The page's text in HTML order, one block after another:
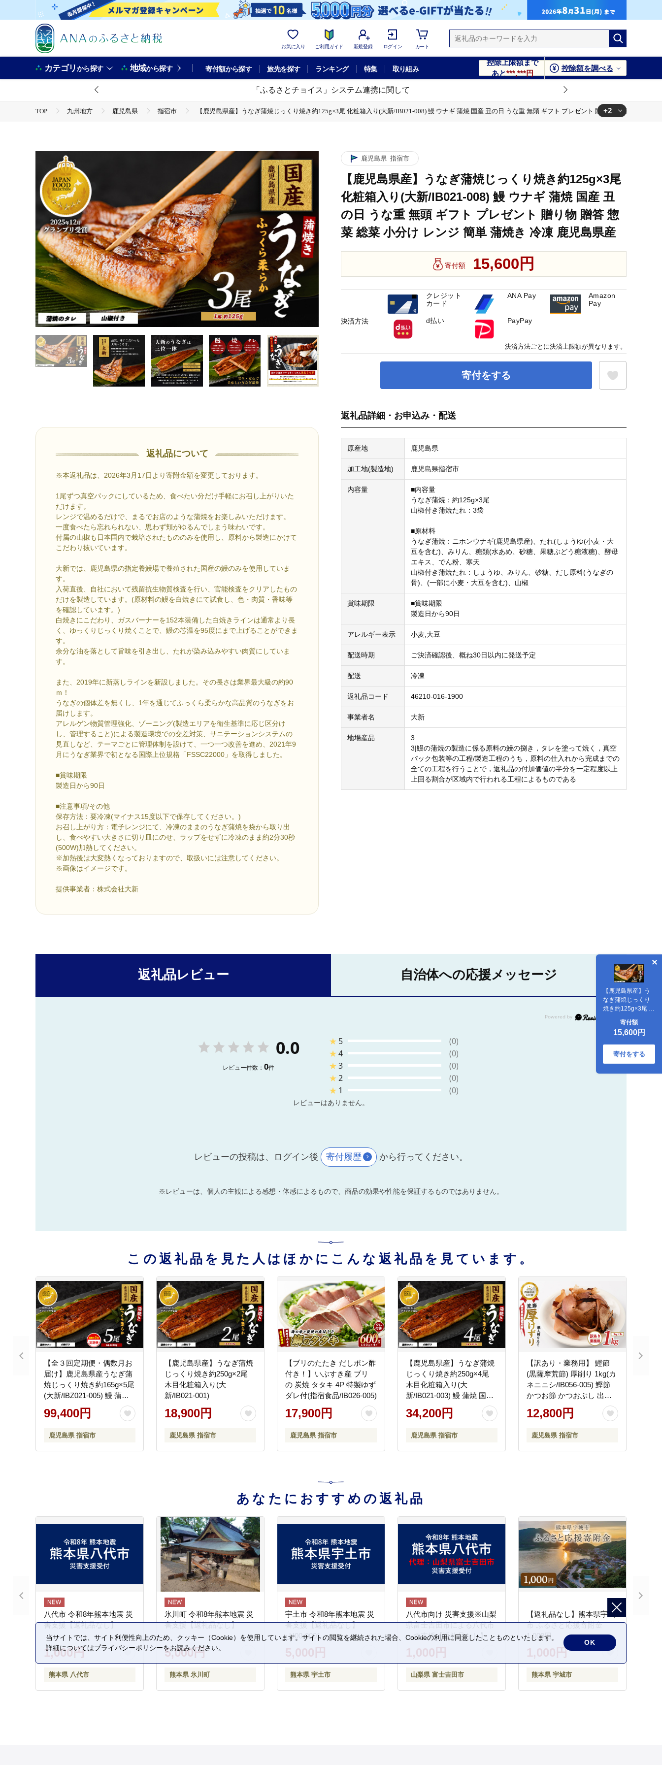
お気に入り ご利用ガイド 新規登録 ログイン カート
カテゴリから探す 地域から探す 寄付額から探す 旅先を探す ランキング 特集 取り組み
控除上限額まで
あと***,***円
控除額を調べる
「ふるさとチョイス」システム連携に関して
TOP 九州地方 鹿児島県 指宿市
【鹿児島県産】うなぎ蒲焼じっくり焼き約125g×3尾 化粧箱入り(大新/IB021-008) 鰻 ウナギ 蒲焼 国産 丑の日 うな重 無頭 ギフト プレゼント 贈り物 贈答 惣菜 総菜
+2
返礼品について
※本返礼品は、2026年3月17日より寄附金額を変更しております。
1尾ずつ真空パックにしているため、食べたい分だけ手軽にお召し上がりいた
だけます。
レンジで温めるだけで、まるでお店のような蒲焼をお楽しみいただけます。
一度食べたら忘れられない、思わず頬がゆるんでしまう味わいです。
付属の山椒も日本国内で栽培されたもののみを使用し、原料から製造にかけて
こだわり抜いています。
大新では、鹿児島県の指定養鰻場で養殖された国産の鰻のみを使用していま
す。
入荷直後、自社において残留抗生物質検査を行い、官能検査をクリアしたもの
だけを製造しています。(原材料の鰻を白焼きにて試食し、色・肉質・香味等
を確認しています。)
白焼きにこだわり、ガスバーナーを152本装備した白焼きラインは通常より長
く、ゆっくりじっくり焼くことで、鰻の芯温を95度にまで上げることができま
す。
余分な油を落として旨味を引き出し、たれが染み込みやすい肉質にしていま
す。
また、2019年に新蒸しラインを新設しました。その長さは業界最大級の約90
ｍ！
うなぎの個体差を無くし、1年を通じてふっくら柔らかな高品質のうなぎをお
届けします。
アレルゲン物質管理強化、ゾーニング(製造エリアを衛生基準に応じ区分け
し、管理すること)による製造環境での交差対策、サニテーションシステムの
見直しなど、テーマごとに管理体制を設けて、一つ一つ改善を進め、2021年9
月にうなぎ業界で初となる国際上位規格「FSSC22000」を取得しました。
■賞味期限
製造日から90日
■注意事項/その他
保存方法：要冷凍(マイナス15度以下で保存してください。)
お召し上がり方：電子レンジにて、冷凍のままのうなぎ蒲焼を袋から取り出
し、食べやすい大きさに切り皿にのせ、ラップをせずに冷凍のまま約2分30秒
(500W)加熱してください。
※加熱後は大変熱くなっておりますので、取扱いには注意してください。
※画像はイメージです。
提供事業者：株式会社大新
鹿児島県 指宿市
【鹿児島県産】うなぎ蒲焼じっくり焼き約125g×3尾
化粧箱入り(大新/IB021-008) 鰻 ウナギ 蒲焼 国産 丑
の日 うな重 無頭 ギフト プレゼント 贈り物 贈答 惣
菜 総菜 小分け レンジ 簡単 蒲焼き 冷凍 鹿児島県産
寄付額 15,600円
寄付をする
【鹿児島県産】う
なぎ蒲焼じっくり
焼き約125g×3尾 化
新/IB021-008) 鰻 ウ
ナギ 蒲焼 国産 丑の
日 うな重 無頭 ギフ
ト プレゼント 贈り
物 贈答 惣菜 総菜
寄付額
15,600円
寄付をする
返礼品詳細・お申込み・配送
原産地 鹿児島県
加工地(製造地) 鹿児島県指宿市
内容量
■内容量
うなぎ蒲焼：約125g×3尾
山椒付き蒲焼たれ：3袋
■原材料
うなぎ蒲焼：ニホンウナギ(鹿児島県産)、たれ(しょうゆ(小麦・大
豆を含む)、みりん、糖類(水あめ、砂糖、果糖ぶどう糖液糖)、酵母
エキス、でん粉、寒天
山椒付き蒲焼たれ：しょうゆ、みりん、砂糖、だし原料(うなぎの
骨)、(一部に小麦・大豆を含む)、山椒
賞味期限
■賞味期限
製造日から90日
アレルギー表示 小麦,大豆
配送時期 ご決済確認後、概ね30日以内に発送予定
配送 冷凍
返礼品コード 46210-016-1900
事業者名 大新
地場産品
3
3|鰻の蒲焼の製造に係る原料の鰻の捌き，タレを塗って焼く，真空
パック包装等の工程/製造工程のうち，原料の仕入れから完成までの
全ての工程を行うことで，返礼品の付加価値の半分を一定程度以上
上回る割合が区域内で行われる工程によるものである
決済方法
クレジット
カード
ANA Pay
Amazon
Pay
d払い PayPay
決済方法ごとに決済上限額が異なります。
返礼品レビュー 自治体への応援メッセージ
0.0
レビュー件数： 0件
★ 5
(0)
★4
(0)
★3
(0)
★2
(0)
★ 1 (0)
レビューはありません。
レビューの投稿は、ログイン後 寄付履歴 から行ってください。
※レビューは、個人の主観による感想・体感によるもので、商品の効果や性能を保証するものではありません。
この返礼品を見た人はほかにこんな返礼品を見ています。
【全３回定期便・偶数月お
届け】鹿児島県産うなぎ蒲
焼じっくり焼き約165g×5尾
(大新/IBZ021-005) 鰻 蒲焼
国産 丑の日 うな重 無頭 ギ
フト ふっくら 小分け レン
丼 ウナギ 冷凍
99,400円
鹿児島県 指宿市
【鹿児島県産】うなぎ蒲焼
じっくり焼き約250g×2尾
木目化粧箱入り(大
新/IB021-001)
18,900円
鹿児島県 指宿市
【ブリのたたき だしポン酢
付き！】いぶすき産 ブリ
の 炭焼 タタキ 4P 特製ゆず
ダレ付(指宿食品/IB026-005)
17,900円
鹿児島県 指宿市
【鹿児島県産】うなぎ蒲焼
じっくり焼き約250g×4尾
木目化粧箱入り(大
新/IB021-003) 鰻 蒲焼 国産
丑の日 うな重 無頭 ギフト
ふっくら 小分け レンジ 簡
34,200円
鹿児島県 指宿市
【訳あり・業務用】 鰹節
(黒薩摩荒節) 厚削り 1kg(カ
ネニニシ/IB056-005) 鰹節
かつお節 かつおぶし 出汁
だし かつおだし カツオだ
し 訳あり 簡易包装 大袋
12,800円
鹿児島県 指宿市
あなたにおすすめの返礼品
八代市 令和8年熊本地震 災
害支援【返礼品なし】
1,000円
熊本県 八代市
氷川町 令和8年熊本地震 災
害支援【返礼品なし】
5,000円
熊本県 氷川町
宇土市 令和8年熊本地震 災
害支援【返礼品なし】
_U00-0001
5,000円
熊本県 宇土市
八代市向け 災害支援※山梨
県富士吉田市による八代市
への支援【返礼品なし】
1,000円
山梨県 富士吉田市
【返礼品なし】熊本県宇城
市 ふるさと応援寄附金
1,000円
1,000円
熊本県 宇城市
当サイトでは、サイト利便性向上のため、クッキー（Cookie）を使用しています。サイトの閲覧を継続された場合、Cookieの利用に同意したことものといたします。
詳細についてはプライバシーポリシーをお読みください。
OK